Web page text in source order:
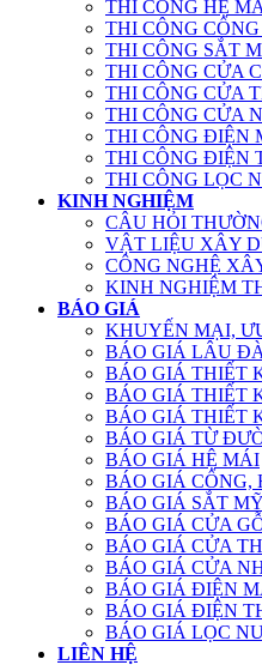
THI CÔNG HỆ
THI CÔNG
THI CÔNG SẮT
THI CÔNG CỬA
THI CÔNG CỬA
THI CÔNG CỬA
THI CÔNG ĐIỆN
THI CÔNG ĐIỆN
THI CÔNG LỌC
KINH NGHIỆM
CÂU HỎI
VẬT LIỆU XÂY
CÔNG NGHỆ
KINH NGHIỆM
BÁO GIÁ
KHUYẾN MẠI,
BÁO GIÁ LÂU
BÁO GIÁ THIẾT
BÁO GIÁ THIẾT
BÁO GIÁ THIẾT
BÁO GIÁ TỪ
BÁO GIÁ HỆ MÁI
BÁO GIÁ CỔNG,
BÁO GIÁ SẮT
BÁO GIÁ CỬA
BÁO GIÁ CỬA
BÁO GIÁ CỬA
BÁO GIÁ ĐIỆN
BÁO GIÁ ĐIỆN
BÁO GIÁ LỌC
LIÊN HỆ